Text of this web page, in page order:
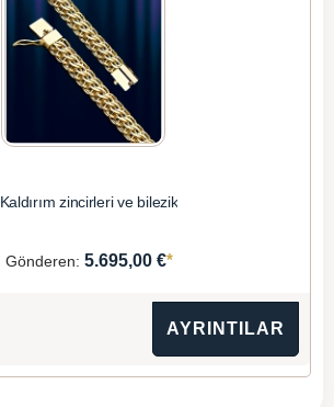
Kaldırım zincirleri ve bilezik
Gönderen: 5.695,00 €*
AYRINTILAR